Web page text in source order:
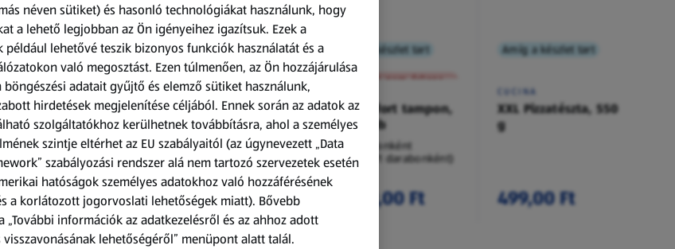
Amíg a készlet tart
XXL
ACTIMEL
Actimel joghurtital, 8
palack
0,8 kg
(1 186,25 Ft/1 kg)
949,00 Ft
Amíg a készlet tart
XXL
O.B.
Procomfort tampon,
64 darab
64 darabonként
(59,36 Ft/1 darabonként)
3 799,00 Ft
Amíg a készlet tart
XXL
A termék nem érkezett meg!
Procomfort tampon,
54 darab
54 darabonként
(62,94 Ft/1 darabonként)
3 399,00 Ft
Amíg a készlet tart
CUCINA
XXL Pizzatészta, 550
g
499,00 Ft
néven sütiket) és hasonló technológiákat használunk, hogy
a lehető legjobban az Ön igényeihez igazítsuk. Ezek a
például lehetővé teszik bizonyos funkciók használatát és a
való megosztást. Ezen túlmenően, az Ön hozzájárulása
böngészési adatait gyűjtő és elemző sütiket használunk,
hirdetések megjelenítése céljából. Ennek során az adatok az
szolgáltatókhoz kerülhetnek továbbításra, ahol a személyes
szintje eltérhet az EU szabályaitól (az úgynevezett „Data
szabályozási rendszer alá nem tartozó szervezetek esetén
hatóságok személyes adatokhoz való hozzáférésének
a korlátozott jogorvoslati lehetőségek miatt). Bővebb
„További információk az adatkezelésről és az ahhoz adott
visszavonásának lehetőségéről” menüpont alatt talál.